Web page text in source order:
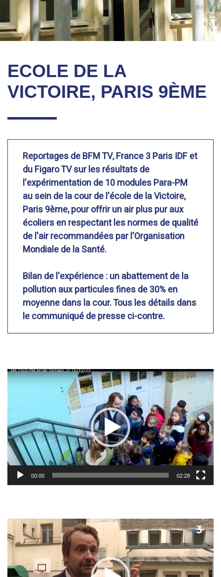
ECOLE DE LA
VICTOIRE, PARIS 9ÈME
Reportages de BFM TV, France 3 Paris IDF et
du Figaro TV sur les résultats de
l'expérimentation de 10 modules Para-PM
au sein de la cour de l'école de la Victoire,
Paris 9ème, pour offrir un air plus pur aux
écoliers en respectant les normes de qualité
de l'air recommandées par l'Organisation
Mondiale de la Santé.
Bilan de l'expérience : un abattement de la
pollution aux particules fines de 30% en
moyenne dans la cour. Tous les détails dans
le communiqué de presse ci-contre.
Lecteur
00:00 02:28
Lecteur
vidéo